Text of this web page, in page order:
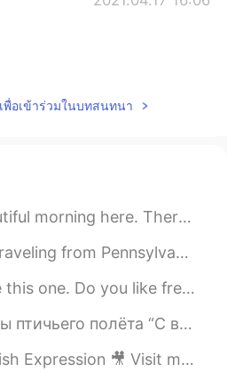
พื่อเข้าร่วมในบทสนทนา
isn’t a cloud in the sky. It is cool but there is no ...
New Jersey with my dad and brother. We will stay ove...
fish? It’s just fine at Finney’s diner. Finney als...
птичьего полёта” - с большой высоты, сверху...
YouTube channel to learn more 👉https://bit.ly/3fwv3Av